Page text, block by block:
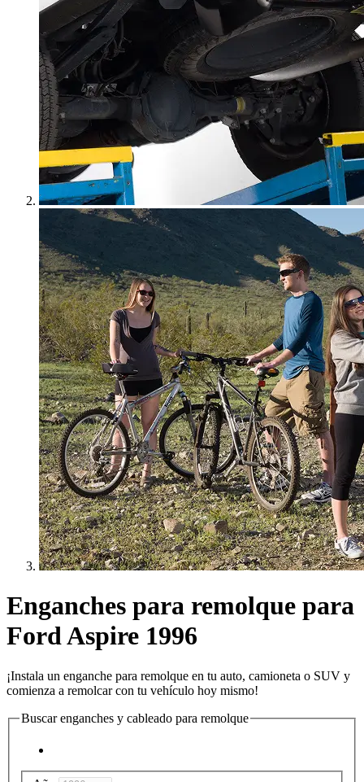
Enganches para remolque para
Ford Aspire 1996
¡Instala un enganche para remolque en tu auto, camioneta o SUV y
comienza a remolcar con tu vehículo hoy mismo!
Buscar enganches y cableado para remolque